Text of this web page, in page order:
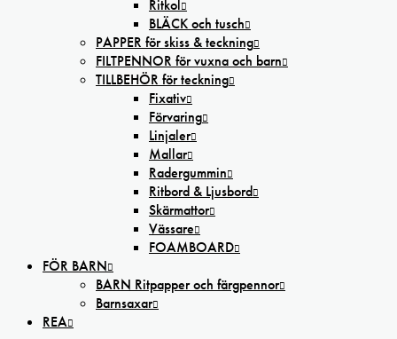
Ritkol
BLÄCK och tusch
PAPPER för skiss & teckning
FILTPENNOR för vuxna och barn
TILLBEHÖR för teckning
Fixativ
Förvaring
Linjaler
Mallar
Radergummin
Ritbord & Ljusbord
Skärmattor
Vässare
FOAMBOARD
FÖR BARN
BARN Ritpapper och färgpennor
Barnsaxar
REA